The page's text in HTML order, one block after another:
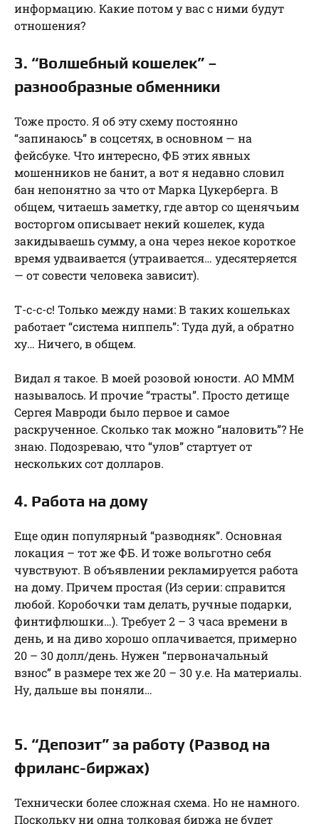
информацию. Какие потом у вас с ними будут
отношения?
3. “Волшебный кошелек” –
разнообразные обменники
Тоже просто. Я об эту схему постоянно
“запинаюсь” в соцсетях, в основном — на
фейсбуке. Что интересно, ФБ этих явных
мошенников не банит, а вот я недавно словил
бан непонятно за что от Марка Цукерберга. В
общем, читаешь заметку, где автор со щенячьим
восторгом описывает некий кошелек, куда
закидываешь сумму, а она через некое короткое
время удваивается (утраивается… удесятеряется
— от совести человека зависит).
Т-с-с-с! Только между нами: В таких кошельках
работает “система ниппель”: Туда дуй, а обратно
ху… Ничего, в общем.
Видал я такое. В моей розовой юности. АО МММ
называлось. И прочие “трасты”. Просто детище
Сергея Мавроди было первое и самое
раскрученное. Сколько так можно “наловить”? Не
знаю. Подозреваю, что “улов” стартует от
нескольких сот долларов.
4. Работа на дому
Еще один популярный “разводняк”. Основная
локация – тот же ФБ. И тоже вольготно себя
чувствуют. В объявлении рекламируется работа
на дому. Причем простая (Из серии: справится
любой. Коробочки там делать, ручные подарки,
финтифлюшки…). Требует 2 – 3 часа времени в
день, и на диво хорошо оплачивается, примерно
20 – 30 долл/день. Нужен “первоначальный
взнос” в размере тех же 20 – 30 у.е. На материалы.
Ну, дальше вы поняли…
5. “Депозит” за работу (Развод на
фриланс-биржах)
Технически более сложная схема. Но не намного.
Поскольку ни одна толковая биржа не будет